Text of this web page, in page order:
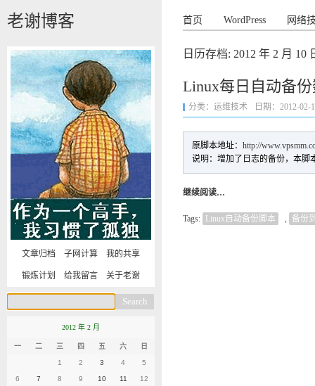
老谢博客 首页 WordPress 网络
日历存档: 2012 年 2 月 10
Linux每日自动备
分类： 运维技术 日期：2012-02-
原脚本地址： http://
说明：增加了日志的备份，本脚
继续阅读…
Tags: Linux自动备份脚本 , 备份
文章归档 子网计算 我的共享
锻炼计划 给我留言 关于老谢
2012 年 2 月
一 二 三 四 五 六 日
1 2 3 4 5
6 7 8 9 10 11 12